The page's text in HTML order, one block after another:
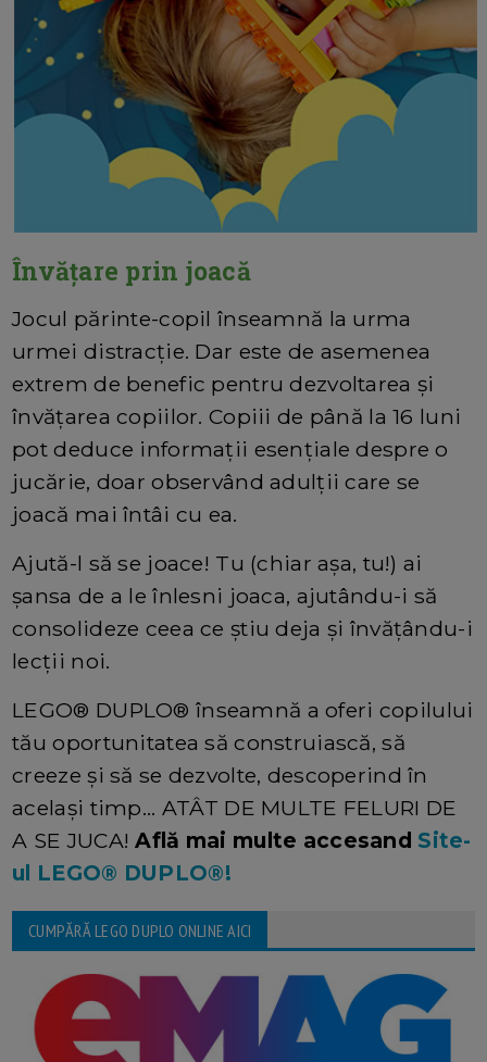
Învățare prin joacă
Jocul părinte-copil înseamnă la urma
urmei distracție. Dar este de asemenea
extrem de benefic pentru dezvoltarea și
învățarea copiilor. Copiii de până la 16 luni
pot deduce informații esențiale despre o
jucărie, doar observând adulții care se
joacă mai întâi cu ea.
Ajută-l să se joace! Tu (chiar așa, tu!) ai
șansa de a le înlesni joaca, ajutându-i să
consolideze ceea ce știu deja și învățându-i
lecții noi.
LEGO® DUPLO® înseamnă a oferi copilului
tău oportunitatea să construiască, să
creeze şi să se dezvolte, descoperind în
acelaşi timp... ATÂT DE MULTE FELURI DE
A SE JUCA!Află mai multe accesand Site-
ul LEGO® DUPLO®!
CUMPĂRĂ LEGO DUPLO ONLINE AICI